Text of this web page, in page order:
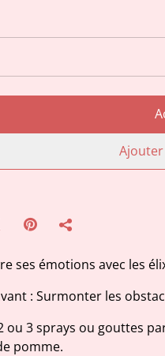
ses émotions avec les
: Surmonter les
ou 3 sprays ou gouttes
pomme.